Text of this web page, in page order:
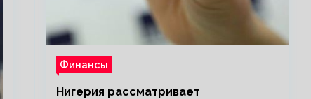
Финансы
Нигерия рассматривает